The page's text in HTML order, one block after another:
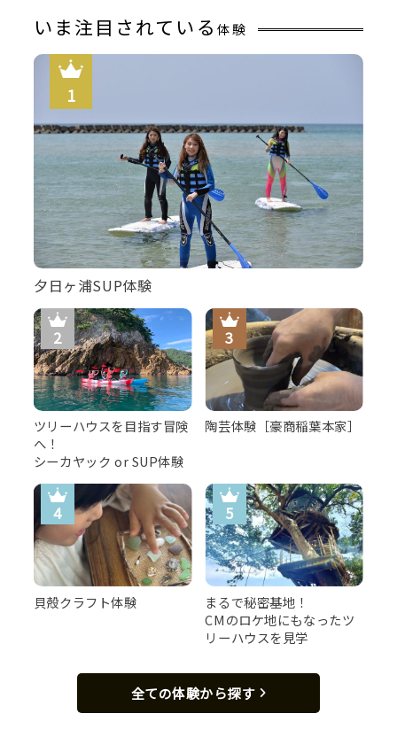
いま注目されている 体験
夕日ヶ浦SUP体験
ツリーハウスを目指す冒険
へ！
シーカヤック or SUP体験
陶芸体験［豪商稲葉本家］
貝殻クラフト体験
まるで秘密基地！
CMのロケ地にもなったツ
リーハウスを見学
全ての体験から探す